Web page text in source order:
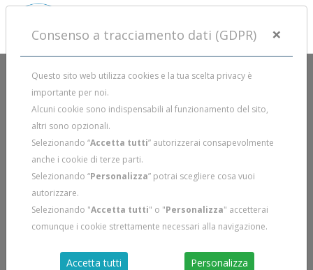
Consenso a tracciamento dati (GDPR) ×
Questo sito web utilizza cookies e la tua scelta privacy è
importante per noi.
Alcuni cookie sono indispensabili al funzionamento del sito,
altri sono opzionali.
Selezionando “Accetta tutti” autorizzerai consapevolmente
anche i cookie di terze parti.
Selezionando “Personalizza” potrai scegliere cosa vuoi
autorizzare.
Selezionando "Accetta tutti" o "Personalizza" accetterai
comunque i cookie strettamente necessari alla navigazione.
Accetta tutti Personalizza